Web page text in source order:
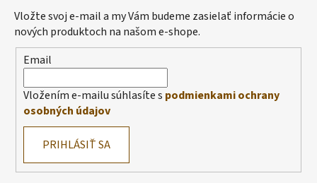
Vložte svoj e-mail a my Vám budeme zasielať informácie o
nových produktoch na našom e-shope.
Email
Vložením e-mailu súhlasíte s podmienkami ochrany
osobných údajov
PRIHLÁSIŤ SA